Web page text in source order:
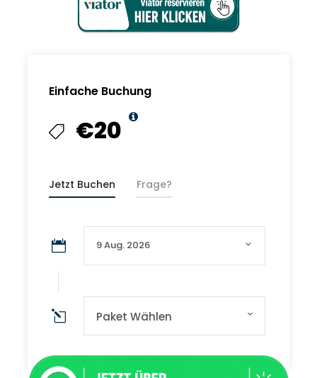
Einfache Buchung
€20
Jetzt Buchen Frage?
Paket Wählen